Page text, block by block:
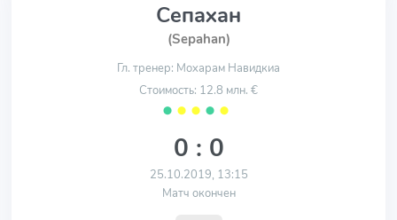
Сепахан
(Sepahan)
Гл. тренер: Мохарам Навидкиа
Стоимость: 12.8 млн. €
⬤ ⬤ ⬤ ⬤ ⬤
0 : 0
25.10.2019, 13:15
Матч окончен